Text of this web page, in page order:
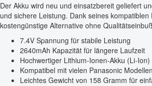
Der Akku wird neu und einsatzbereit geliefert
und sichere Leistung. Dank seines
kostengünstige Alternative ohne
7.4V Spannung für stabile Leistung
2640mAh Kapazität für längere Laufzeit
Hochwertiger Lithium-Ionen-Akku (Li-Ion)
Kompatibel mit vielen Panasonic Modellen
Leichtes Gewicht von 158 Gramm für